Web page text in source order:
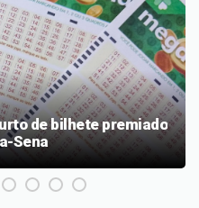
de bilhete premiado
Sena